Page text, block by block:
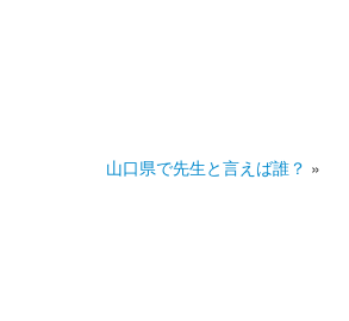
山口県で先生と言えば誰？ »